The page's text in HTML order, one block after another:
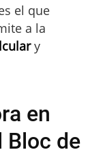
el que
a la
y
en
Bloc de